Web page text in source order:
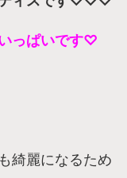
っぱいです♡
綺麗になるため